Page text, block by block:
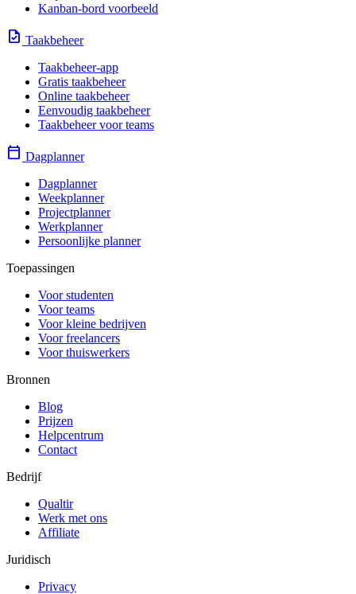
Kanban-bord voorbeeld
task Taakbeheer
Taakbeheer-app
Gratis taakbeheer
Online taakbeheer
Eenvoudig taakbeheer
Taakbeheer voor teams
calendar_today Dagplanner
Dagplanner
Weekplanner
Projectplanner
Werkplanner
Persoonlijke planner
Toepassingen
Voor studenten
Voor teams
Voor kleine bedrijven
Voor freelancers
Voor thuiswerkers
Bronnen
Blog
Prijzen
Helpcentrum
Contact
Bedrijf
Qualtir
Werk met ons
Affiliate
Juridisch
Privacy